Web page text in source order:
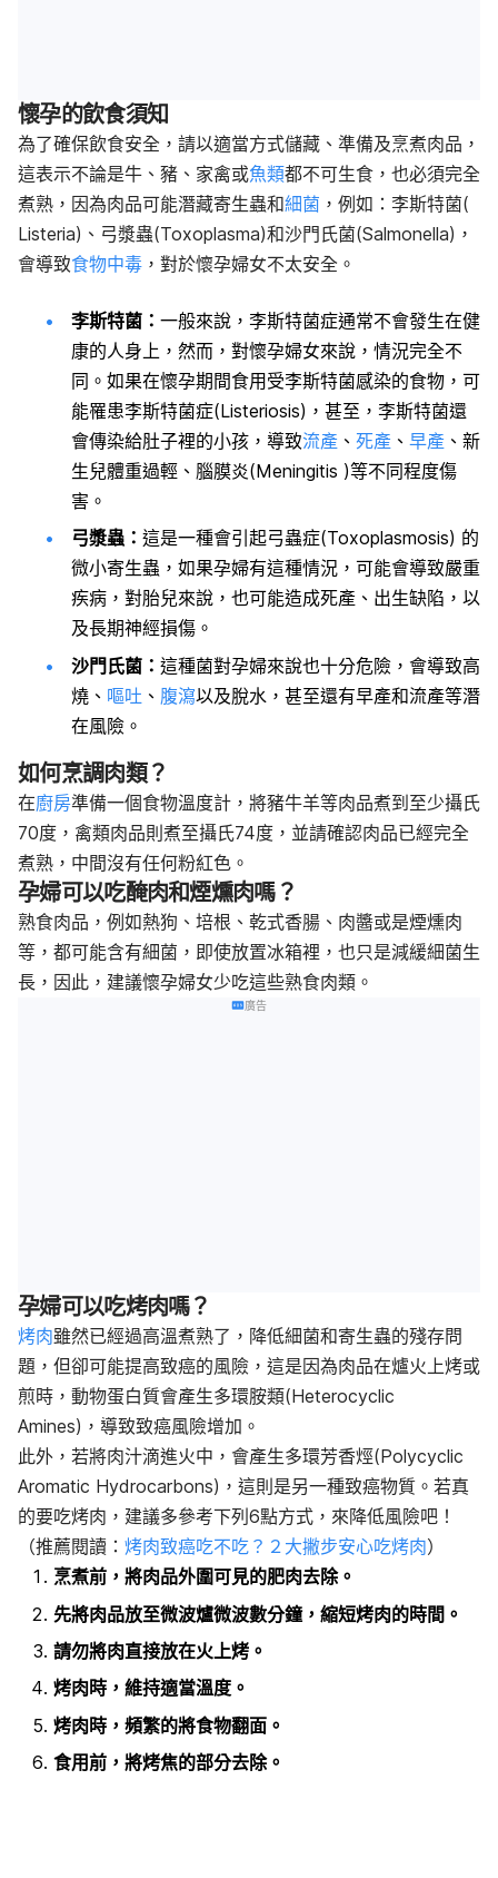
懷孕的飲食須知
為了確保飲食安全，請以適當方式儲藏、準備及烹煮肉品，
這表示不論是牛、豬、家禽或魚類都不可生食，也必須完全
煮熟，因為肉品可能潛藏寄生蟲和細菌 ，例如：李斯特菌(
Listeria)、弓漿蟲(Toxoplasma)和沙門氏菌(Salmonella)，
會導致食物中毒 ，對於懷孕婦女不太安全。
李斯特菌： 一般來說，李斯特菌症通常不會發生在健
康的人身上，然而，對懷孕婦女來說，情況完全不
同。如果在懷孕期間食用受李斯特菌感染的食物，可
能罹患李斯特菌症(Listeriosis)，甚至，李斯特菌還
會傳染給肚子裡的小孩，導致流產 、 死產 、 早產 、新
生兒體重過輕、腦膜炎(Meningitis )等不同程度傷
害。
弓漿蟲： 這是一種會引起弓蟲症(Toxoplasmosis) 的
微小寄生蟲，如果孕婦有這種情況，可能會導致嚴重
疾病，對胎兒來說，也可能造成死產、出生缺陷，以
及長期神經損傷。
沙門氏菌： 這種菌對孕婦來說也十分危險，會導致高
燒、 嘔吐 、 腹瀉以及脫水，甚至還有早產和流產等潛
在風險。
如何烹調肉類？
在廚房準備一個食物溫度計，將豬牛羊等肉品煮到至少攝氏
70度，禽類肉品則煮至攝氏74度，並請確認肉品已經完全
煮熟，中間沒有任何粉紅色。
孕婦可以吃醃肉和煙燻肉嗎？
熟食肉品，例如熱狗、培根、乾式香腸、肉醬或是煙燻肉
等，都可能含有細菌，即使放置冰箱裡，也只是減緩細菌生
長，因此，建議懷孕婦女少吃這些熟食肉類。
廣告
孕婦可以吃烤肉嗎？
烤肉雖然已經過高溫煮熟了，降低細菌和寄生蟲的殘存問
題，但卻可能提高致癌的風險，這是因為肉品在爐火上烤或
煎時，動物蛋白質會產生多環胺類(Heterocyclic
Amines)，導致致癌風險增加。
此外，若將肉汁滴進火中，會產生多環芳香烴(Polycyclic
Aromatic Hydrocarbons)，這則是另一種致癌物質。若真
的要吃烤肉，建議多參考下列6點方式，來降低風險吧 ！
（推薦閱讀： 烤肉致癌吃不吃？２大撇步安心吃烤肉）
烹煮前，將肉品外圍可見的肥肉去除。
先將肉品放至微波爐微波數分鐘，縮短烤肉的時間。
請勿將肉直接放在火上烤。
烤肉時，維持適當溫度。
烤肉時，頻繁的將食物翻面。
食用前，將烤焦的部分去除。